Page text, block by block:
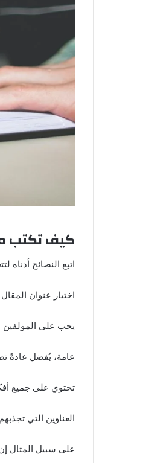
كيف تكتب
اتبع النصائح
اختيار عنوان
يجب على المؤلفين
عامة، يُفضل عادةً
تحتوي على جميع
العناوين التي
على سبيل المثال